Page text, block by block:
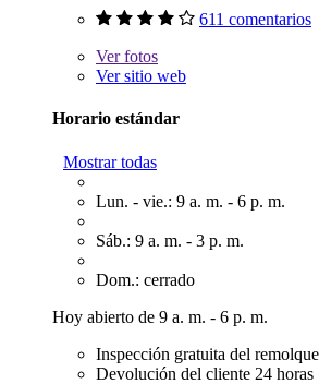
611 comentarios
Verfotos
Ver sitio web
Horario estándar
Mostrar todas
Lun. - vie.: 9 a. m. - 6 p. m.
Sáb.: 9 a. m. - 3 p. m.
Dom.: cerrado
Hoy abierto de 9 a. m. - 6 p. m.
Inspección gratuita del remolque
Devolución del cliente 24 horas